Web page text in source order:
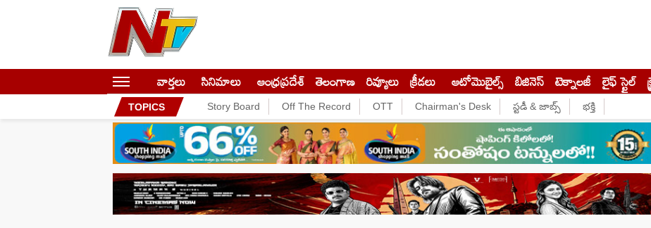
వార్తలు సినిమాలు ఆంధ్రప్రదేశ్ తెలంగాణ రివ్యూలు క్రీడలు ఆటోమొబైల్స్ బిజినెస్‌ టెక్నాలజీ లైఫ్ స్టైల్
TOPICS Story Board Off The Record OTT Chairman's Desk స్టడీ & జాబ్స్ భక్తి